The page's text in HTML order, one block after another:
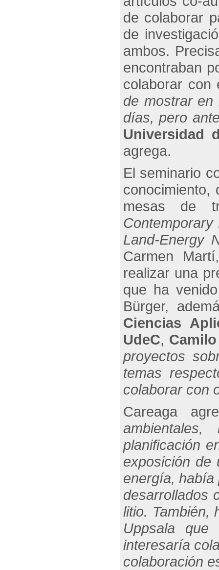
de colaborar
de
ambos.
encontraban
colaborar con
de mostrar en
días, pero
Universidad
agrega.
El seminario
conocimiento,
mesas de
Land-Energy
Carmen
realizar una
que ha
Bürger,
Ciencias
UdeC,
proyectos
temas
colaborar con
Careaga
planificación
exposición de
energía, había
desarrollados
litio. También,
Uppsala
interesaría
colaboración